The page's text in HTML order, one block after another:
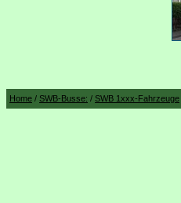
Home / SWB-Busse: / SWB 1xxx-Fahrzeuge